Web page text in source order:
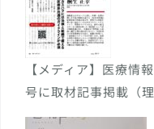
【メディア】医療
号に取材記事掲載（理